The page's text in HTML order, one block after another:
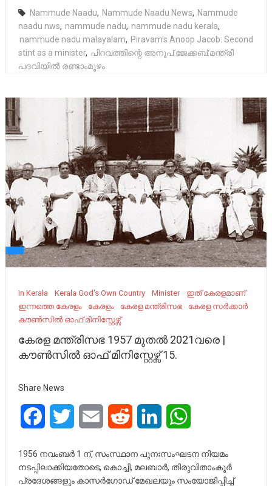
Nammude Naadu, Nammude Naadu News, Nammude
naadu nws, nammude nadu, nammude nadu kerala,
nammude nadu malayalam, Piravam's Anoop Jacob: Second
stint as a minister, പിറവത്തിന്റെ അനൂപ് ജേക്കബ്:മന്ത്രി
പദവിയിൽ രണ്ടാംമൂഴം
In Kerala Kerala God's Own Country Minister
ഇത് കേരളമാണ്
ഇന്നത്തെ കേരളം
കേരളം കേരള മന്ത്രിസഭ
കേരള സർക്കാർ
കൗൺസിൽ ഓഫ് മിനിസ്റ്റേഴ്സ്
കേരള മന്ത്രിസഭ 1957 മുതൽ 2021വരെ |
കൗൺസിൽ ഓഫ് മിനിസ്റ്റേഴ്സ് 15.
Share News
FacebookTwitter Email Reddit LinkedIn
1956 നവംബർ 1 ന്, സംസ്ഥാന പുനഃസംഘടന നിയമം
നടപ്പിലാക്കിയതോടെ, കൊച്ചി, മലബാർ, തിരുവിതാംകൂർ
പ്രദേശങ്ങളും കാസർഗോഡ് മേഖലയും സംയോജിപ്പിച്ച്